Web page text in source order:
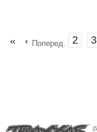
Поперед. 2 3